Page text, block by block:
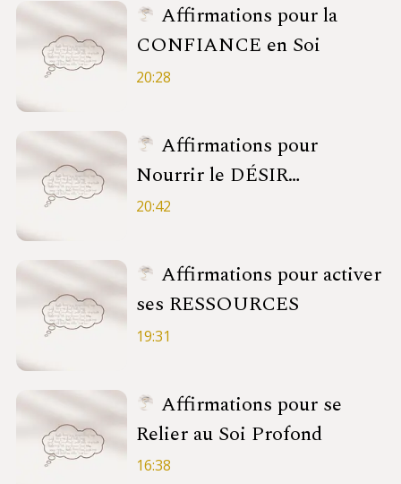
Affirmations pour la
CONFIANCE en Soi
20:28
Affirmations pour
Nourrir le DÉSIR
d'Autoréalisation
20:42
Affirmations pour activer
ses RESSOURCES
19:31
Affirmations pour se
Relier au Soi Profond
16:38